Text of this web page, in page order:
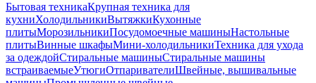
Бытовая техникаКрупная техника для
кухниХолодильникиВытяжкиКухонные
плитыМорозильникиПосудомоечные машиныНастольные
плитыВинные шкафыМини-холодильникиТехника для ухода
за одеждойСтиральные машиныСтиральные машины
встраиваемыеУтюгиОтпаривателиШвейные, вышивальные